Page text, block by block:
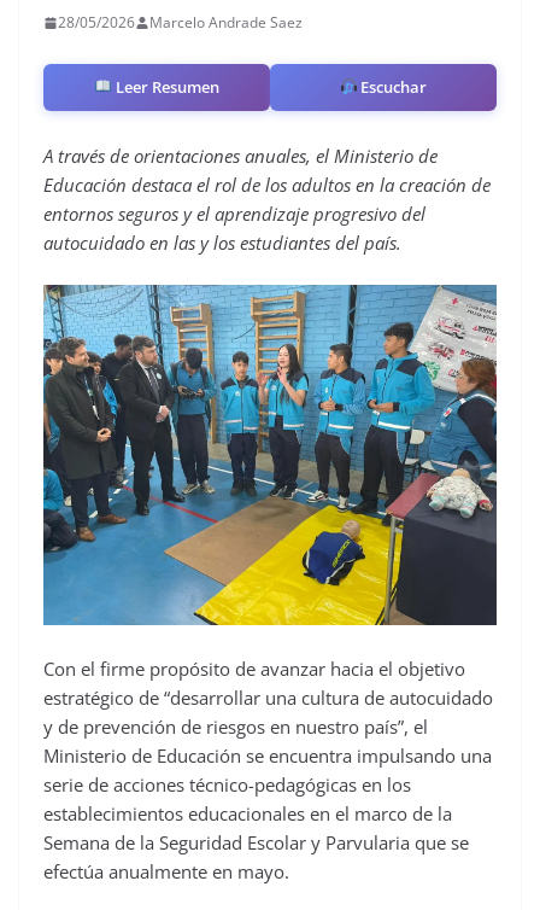
28/05/2026 Marcelo Andrade Saez
Leer Resumen Escuchar
A través de orientaciones anuales, el Ministerio de
Educación destaca el rol de los adultos en la creación de
entornos seguros y el aprendizaje progresivo del
autocuidado en las y los estudiantes del país.
Con el firme propósito de avanzar hacia el objetivo
estratégico de “desarrollar una cultura de autocuidado
y de prevención de riesgos en nuestro país”, el
Ministerio de Educación se encuentra impulsando una
serie de acciones técnico-pedagógicas en los
establecimientos educacionales en el marco de la
Semana de la Seguridad Escolar y Parvularia que se
efectúa anualmente en mayo.